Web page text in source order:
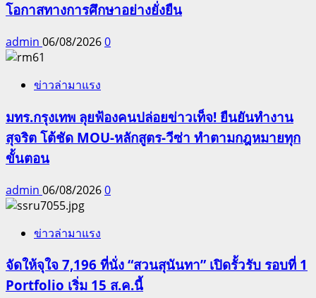
โอกาสทางการศึกษาอย่างยั่งยืน
admin 06/08/20260
ข่าวล่ามาแรง
มทร.กรุงเทพ ลุยฟ้องคนปล่อยข่าวเท็จ! ยืนยันทำงาน
สุจริต โต้ชัด MOU-หลักสูตร-วีซ่า ทำตามกฎหมายทุก
ขั้นตอน
admin 06/08/20260
ข่าวล่ามาแรง
จัดให้จุใจ 7,196 ที่นั่ง “สวนสุนันทา” เปิดรั้วรับ รอบที่ 1
Portfolio เริ่ม 15 ส.ค.นี้